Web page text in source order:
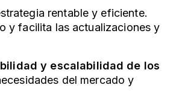
rentable y eficiente.
y facilita las actualizaciones y
y escalabilidad de los
del mercado y